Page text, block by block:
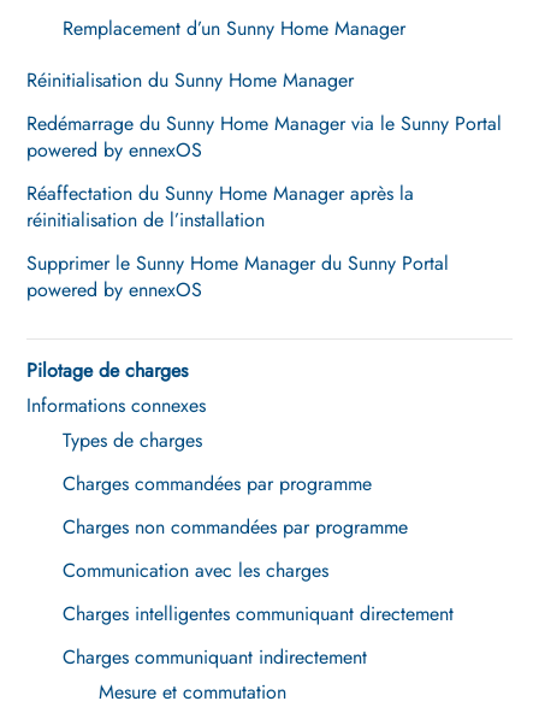
Remplacement d’un Sunny Home Manager
Réinitialisation du Sunny Home Manager
Redémarrage du Sunny Home Manager via le Sunny Portal
powered by ennexOS
Réaffectation du Sunny Home Manager après la
réinitialisation de l’installation
Supprimer le Sunny Home Manager du Sunny Portal
powered by ennexOS
Pilotage de charges
Informations connexes
Types de charges
Charges commandées par programme
Charges non commandées par programme
Communication avec les charges
Charges intelligentes communiquant directement
Charges communiquant indirectement
Mesure et commutation